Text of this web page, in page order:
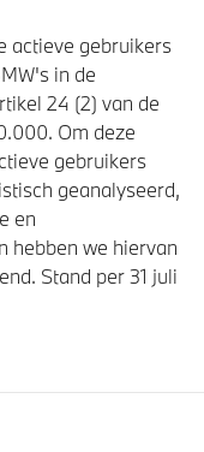
actieve gebruikers
in de
24 (2) van de
Om deze
gebruikers
geanalyseerd,
en
hebben we hiervan
Stand per 31 juli